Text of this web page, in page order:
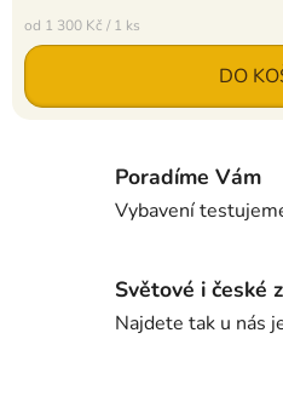
Měrná cena:
od 1 300 Kč / 1 ks
DO
Poradíme Vám
Vybavení
Světové i české
Najdete tak u nás